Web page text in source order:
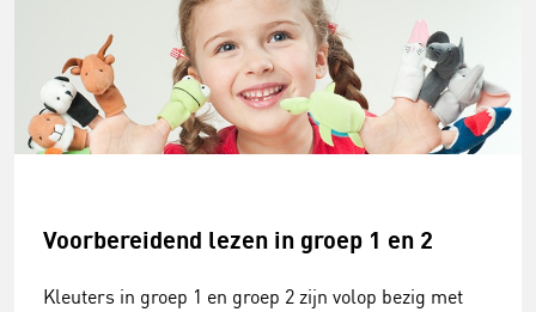
Voorbereidend lezen in groep 1 en 2
​Kleuters in groep 1 en groep 2 zijn volop bezig met